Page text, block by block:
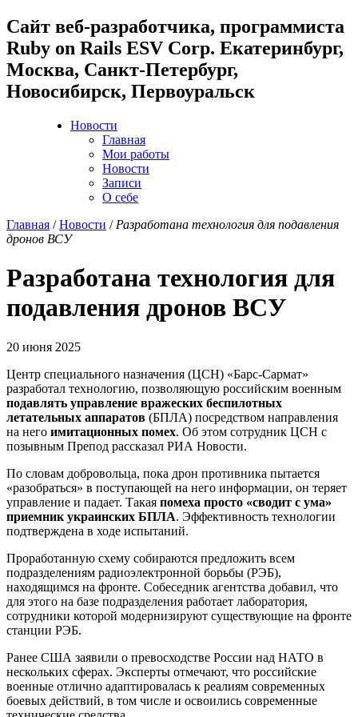
Cайт веб-разработчика, программиста
Ruby on Rails ESV Corp. Екатеринбург,
Москва, Санкт-Петербург,
Новосибирск, Первоуральск
Новости
Главная
Мои работы
Новости
Записи
О себе
Главная /Новости / Разработана технология для подавления
дронов ВСУ
Разработана технология для
подавления дронов ВСУ
20 июня 2025
Центр специального назначения (ЦСН) «Барс-Сармат»
разработал технологию, позволяющую российским военным
подавлять управление вражеских беспилотных
летательных аппаратов (БПЛА) посредством направления
на него имитационных помех. Об этом сотрудник ЦСН с
позывным Препод рассказал РИА Новости.
По словам добровольца, пока дрон противника пытается
«разобраться» в поступающей на него информации, он теряет
управление и падает. Такая помеха просто «сводит с ума»
приемник украинских БПЛА. Эффективность технологии
подтверждена в ходе испытаний.
Проработанную схему собираются предложить всем
подразделениям радиоэлектронной борьбы (РЭБ),
находящимся на фронте. Собеседник агентства добавил, что
для этого на базе подразделения работает лаборатория,
сотрудники которой модернизируют существующие на фронте
станции РЭБ.
Ранее США заявили о превосходстве России над НАТО в
нескольких сферах. Эксперты отмечают, что российские
военные отлично адаптировалась к реалиям современных
боевых действий, в том числе и освоились современные